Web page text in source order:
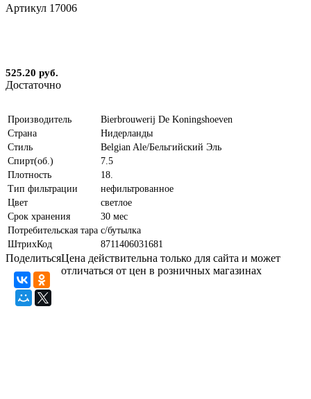
Артикул 17006
525.20 руб.
Достаточно
Производитель
Bierbrouwerij De Koningshoeven
Страна
Нидерланды
Стиль
Belgian Ale/Бельгийский Эль
Спирт(об.)
7.5
Плотность
18.
Тип фильтрации
нефильтрованное
Цвет
светлое
Срок хранения
30 мес
Потребительская тара с/бутылка
ШтрихКод
8711406031681
ПоделитьсяЦена действительна только для сайта и может
отличаться от цен в розничных магазинах